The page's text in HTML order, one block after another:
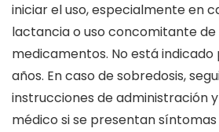
iniciar el uso, especialmente en
lactancia o uso concomitante
medicamentos. No está indicado
años. En caso de sobredosis,
instrucciones de administración
médico si se presentan